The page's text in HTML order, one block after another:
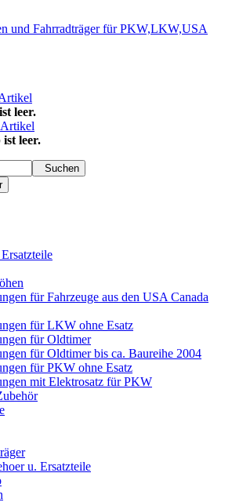
leer.
Artikel
leer.
Suchen
für Fahrzeuge aus den USA Canada
für LKW ohne Esatz
für Oldtimer
für Oldtimer bis ca. Baureihe 2004
für PKW ohne Esatz
mit Elektrosatz für PKW
u. Ersatzteile